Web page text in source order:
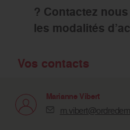
? Contactez
les modalités
Vos contacts
Marianne Vibert